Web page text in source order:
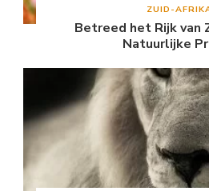
ZUID-
Betreed het Rijk van
Natuurlijke